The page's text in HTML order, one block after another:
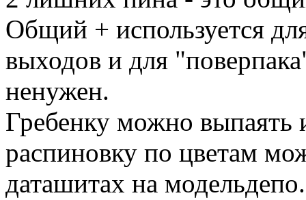
Общий + используется
выходов и для
ненужен.
Гребенку можно выпаять
распиновку по цветам
даташитах на модельдепо.